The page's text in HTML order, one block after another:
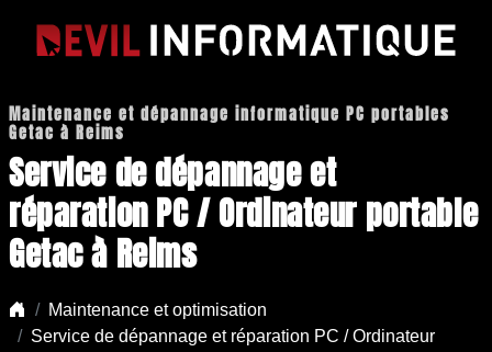
Maintenance et dépannage informatique PC portables
Getac à Reims
Service de dépannage et
réparation PC / Ordinateur portable
Getac à Reims
Maintenance et optimisation
Service de dépannage et réparation PC / Ordinateur